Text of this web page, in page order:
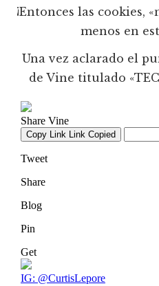
¡Entonces las cookies,
menos en
Una vez aclarado el
de Vine titulado